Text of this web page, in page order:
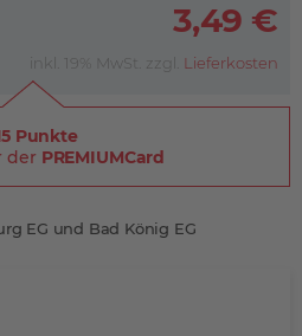
3,49 €
inkl. 19% MwSt. zzgl. Lieferkosten
Punkte
der PREMIUMCard
EG und Bad König EG